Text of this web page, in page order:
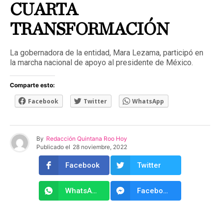
CUARTA
TRANSFORMACIÓN
La gobernadora de la entidad, Mara Lezama, participó en
la marcha nacional de apoyo al presidente de México.
Comparte esto:
Facebook Twitter WhatsApp
By Redacción Quintana Roo Hoy
Publicado el 28 noviembre, 2022
Facebook Twitter
WhatsApp Facebook Messenger